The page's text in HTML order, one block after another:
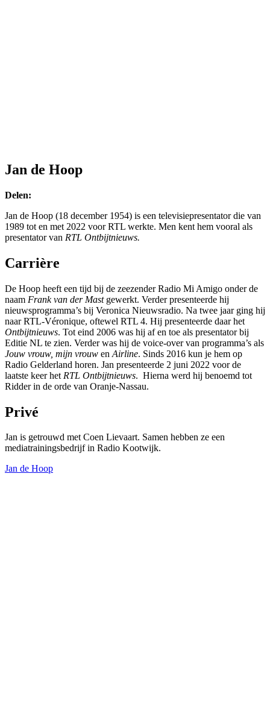
Jan de Hoop
Delen:
Jan de Hoop (18 december 1954) is een televisiepresentator die van
1989 tot en met 2022 voor RTL werkte. Men kent hem vooral als
presentator van RTL Ontbijtnieuws.
Carrière
De Hoop heeft een tijd bij de zeezender Radio Mi Amigo onder de
naam Frank van der Mastgewerkt. Verder presenteerde hij
nieuwsprogramma’s bij Veronica Nieuwsradio. Na twee jaar ging hij
naar RTL-Véronique, oftewel RTL 4. Hij presenteerde daar het
Ontbijtnieuws. Tot eind 2006 was hij af en toe als presentator bij
Editie NL te zien. Verder was hij de voice-over van programma’s als
Jouw vrouw, mijn vrouw en Airline. Sinds 2016 kun je hem op
Radio Gelderland horen. Jan presenteerde 2 juni 2022 voor de
laatste keer het RTL Ontbijtnieuws. Hierna werd hij benoemd tot
Ridder in de orde van Oranje-Nassau.
Privé
Jan is getrouwd met Coen Lievaart. Samen hebben ze een
mediatrainingsbedrijf in Radio Kootwijk.
Jan de Hoop